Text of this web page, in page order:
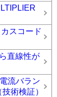
スコード
直線性が
流バラン
術検証）